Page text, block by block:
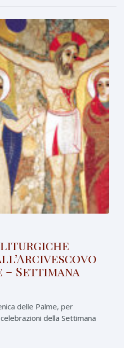
liturgiche
Settimana
delle Palme, per
della Settimana